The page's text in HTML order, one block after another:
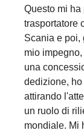
Questo mi ha
trasportatore
Scania e poi,
mio
una
dedizione,
attirando
un ruolo di
mondiale. Mi